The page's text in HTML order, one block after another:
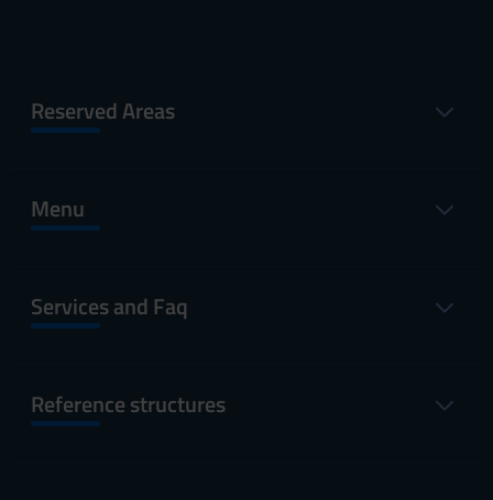
Reserved Areas
Menu
Services and Faq
Reference structures